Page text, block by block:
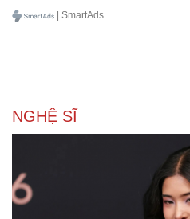
| SmartAds
NGHỆ SĨ